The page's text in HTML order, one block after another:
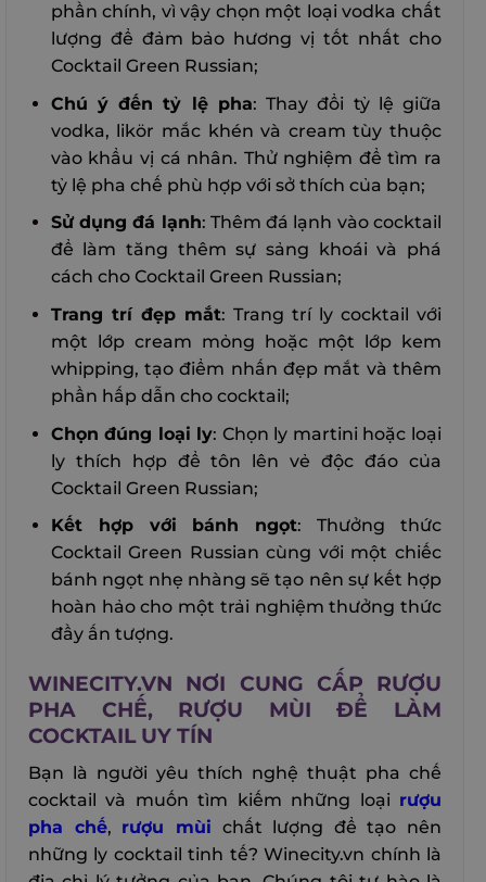
phần chính, vì vậy chọn một loại vodka chất
lượng để đảm bảo hương vị tốt nhất cho
Cocktail Green Russian;
Chú ý đến tỷ lệ pha: Thay đổi tỷ lệ giữa
vodka, likör mắc khén và cream tùy thuộc
vào khẩu vị cá nhân. Thử nghiệm để tìm ra
tỷ lệ pha chế phù hợp với sở thích của bạn;
Sử dụng đá lạnh: Thêm đá lạnh vào cocktail
để làm tăng thêm sự sảng khoái và phá
cách cho Cocktail Green Russian;
Trang trí đẹp mắt: Trang trí ly cocktail với
một lớp cream mỏng hoặc một lớp kem
whipping, tạo điểm nhấn đẹp mắt và thêm
phần hấp dẫn cho cocktail;
Chọn đúng loại ly: Chọn ly martini hoặc loại
ly thích hợp để tôn lên vẻ độc đáo của
Cocktail Green Russian;
Kết hợp với bánh ngọt: Thưởng thức
Cocktail Green Russian cùng với một chiếc
bánh ngọt nhẹ nhàng sẽ tạo nên sự kết hợp
hoàn hảo cho một trải nghiệm thưởng thức
đầy ấn tượng.
WINECITY.VN NƠI CUNG CẤP RƯỢU
PHA CHẾ, RƯỢU MÙI ĐỂ LÀM
COCKTAIL UY TÍN
Bạn là người yêu thích nghệ thuật pha chế
cocktail và muốn tìm kiếm những loại rượu
pha chế, rượu mùi chất lượng để tạo nên
những ly cocktail tinh tế? Winecity.vn chính là